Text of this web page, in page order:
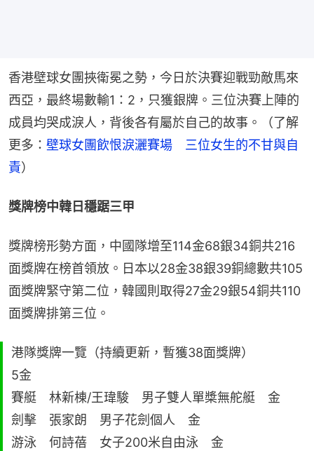
香港壁球女團挾衛冕之勢，今日於決賽迎戰勁敵馬來
西亞，最終場數輸1：2，只獲銀牌。三位決賽上陣的
成員均哭成淚人，背後各有屬於自己的故事。（了解
更多： 壁球女團飲恨淚灑賽場　三位女生的不甘與自
責）
獎牌榜中韓日穩踞三甲
獎牌榜形勢方面，中國隊增至114金68銀34銅共216
面獎牌在榜首領放。日本以28金38銀39銅總數共105
面獎牌緊守第二位，韓國則取得27金29銀54銅共110
面獎牌排第三位。
港隊獎牌一覽（持續更新，暫獲38面獎牌）
5金
賽艇 林新棟/王瑋駿 男子雙人單槳無舵艇 金
劍擊 張家朗 男子花劍個人 金
游泳 何詩蓓 女子200米自由泳 金